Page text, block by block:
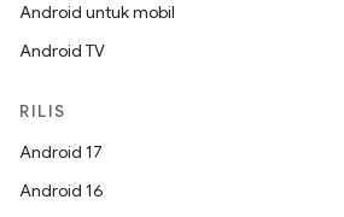
Android untuk mobil
Android TV
RILIS
Android 17
Android 16